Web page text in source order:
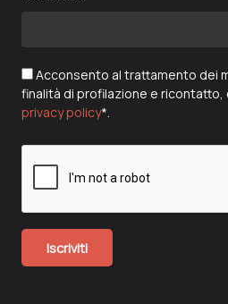
Acconsento al trattamento dei
finalità di profilazione e
privacy policy*.